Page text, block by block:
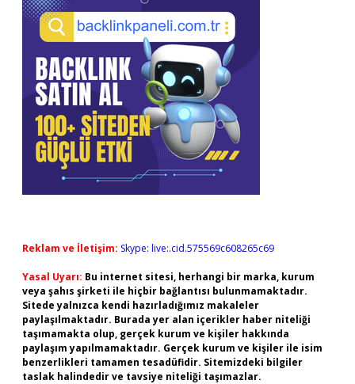
Reklam ve İletişim: Skype: live:.cid.575569c608265c69
Yasal Uyarı: Bu internet sitesi, herhangi bir marka, kurum
veya şahıs şirketi ile hiçbir bağlantısı bulunmamaktadır.
Sitede yalnızca kendi hazırladığımız makaleler
paylaşılmaktadır. Burada yer alan içerikler haber niteliği
taşımamakta olup, gerçek kurum ve kişiler hakkında
paylaşım yapılmamaktadır. Gerçek kurum ve kişiler ile isim
benzerlikleri tamamen tesadüfidir. Sitemizdeki bilgiler
taslak halindedir ve tavsiye niteliği taşımazlar.